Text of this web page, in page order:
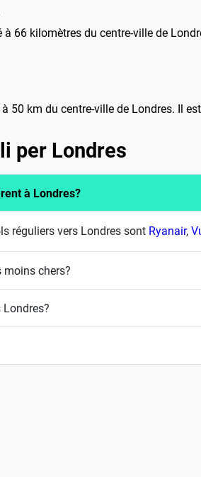
à 66 kilomètres du centre-ville de
50 km du centre-ville de Londres. Il
per Londres
à Londres?
réguliers vers Londres sont Ryanair,
moins chers?